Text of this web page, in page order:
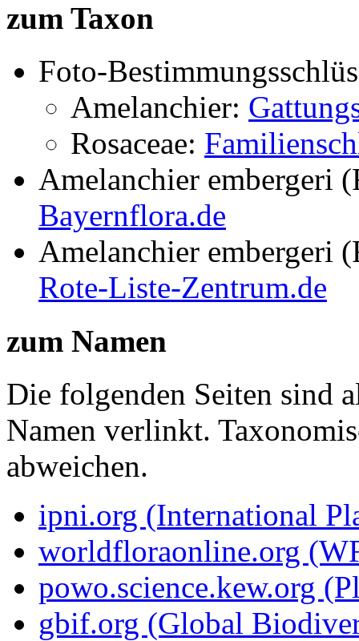
zum Taxon
Foto-
Amelanchier:
Rosaceae:
Amelanchier embergeri
Bayernflora.de
Amelanchier embergeri
Rote-Liste-Zentrum.de
zum Namen
Die folgenden Seiten sind
Namen verlinkt.
abweichen.
ipni.org (International
worldfloraonline.org
powo.science.kew.org
gbif.org (Global